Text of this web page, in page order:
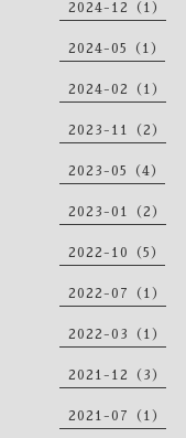
2024-12（1）
2024-05（1）
2024-02（1）
2023-11（2）
2023-05（4）
2023-01（2）
2022-10（5）
2022-07（1）
2022-03（1）
2021-12（3）
2021-07（1）